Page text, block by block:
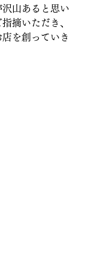
山あると思い
摘いただき、
を創っていき